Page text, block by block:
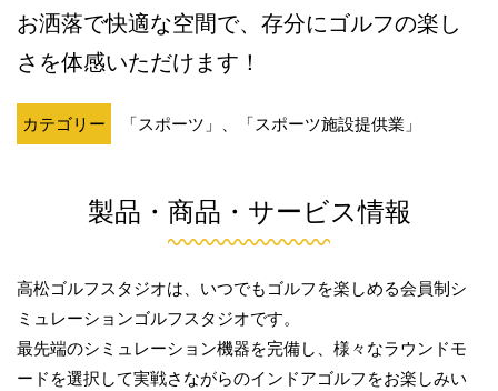
お洒落で快適な空間で、存分にゴルフの楽し
さを体感いただけます！
カテゴリー 「スポーツ」、「スポーツ施設提供業」
製品・商品・サービス情報
高松ゴルフスタジオは、いつでもゴルフを楽しめる会員制シ
ミュレーションゴルフスタジオです。
最先端のシミュレーション機器を完備し、様々なラウンドモ
ードを選択して実戦さながらのインドアゴルフをお楽しみい